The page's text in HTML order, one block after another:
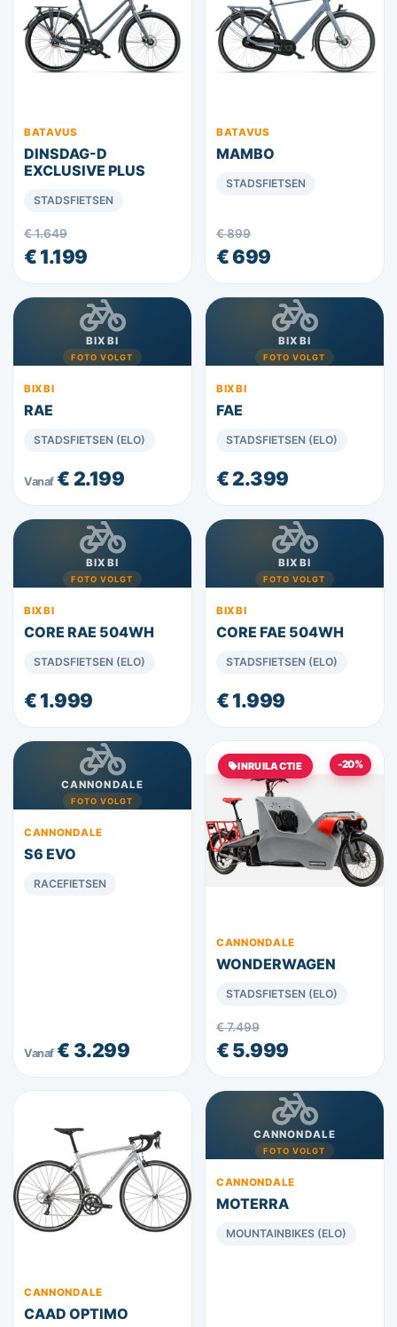
BATAVUS
DINSDAG-D
EXCLUSIVE PLUS
STADSFIETSEN
€ 1.649
€ 1.199
BATAVUS
MAMBO
STADSFIETSEN
€ 899
€ 699
BIXBI
FOTO VOLGT
BIXBI
RAE
STADSFIETSEN (ELO)
Vanaf€ 2.199
BIXBI
FOTO VOLGT
BIXBI
FAE
STADSFIETSEN (ELO)
€ 2.399
BIXBI
FOTO VOLGT
BIXBI
CORE RAE 504WH
STADSFIETSEN (ELO)
€ 1.999
BIXBI
FOTO VOLGT
BIXBI
CORE FAE 504WH
STADSFIETSEN (ELO)
€ 1.999
CANNONDALE
FOTO VOLGT
CANNONDALE
S6 EVO
RACEFIETSEN
Vanaf€ 3.299
INRUILACTIE -20%
CANNONDALE
WONDERWAGEN
STADSFIETSEN (ELO)
€ 7.499
€ 5.999
CANNONDALE
CAAD OPTIMO
CANNONDALE
FOTO VOLGT
CANNONDALE
MOTERRA
MOUNTAINBIKES (ELO)